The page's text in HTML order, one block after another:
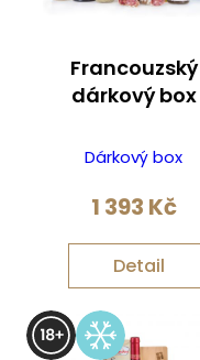
Francouzský
dárkový box
Dárkový box
1 393 Kč
Detail